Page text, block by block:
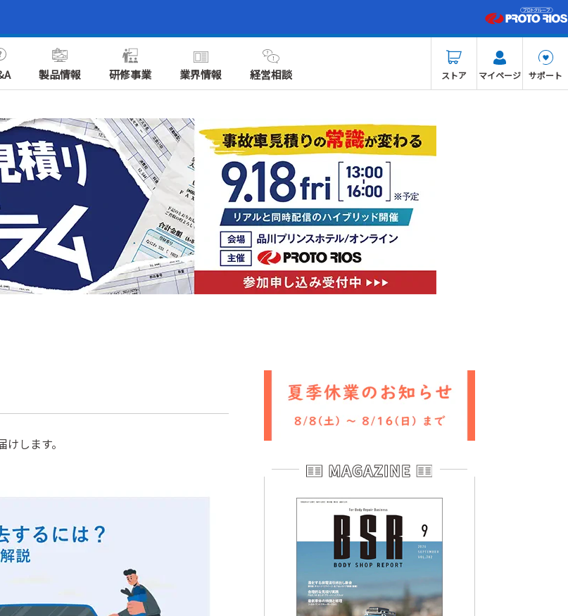
製品情報 研修事業 業界情報 経営相談 ストア マイページ サポート
します。